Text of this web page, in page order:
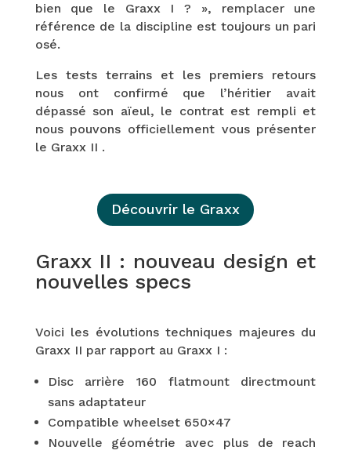
bien que le Graxx I ? », remplacer une
référence de la discipline est toujours un pari
osé.
Les tests terrains et les premiers retours
nous ont confirmé que l’héritier avait
dépassé son aïeul, le contrat est rempli et
nous pouvons officiellement vous présenter
le Graxx II .
Découvrir le Graxx
Graxx II : nouveau design et
nouvelles specs
Voici les évolutions techniques majeures du
Graxx II par rapport au Graxx I :
Disc arrière 160 flatmount directmount
sans adaptateur
Compatible wheelset 650×47
Nouvelle géométrie avec plus de reach